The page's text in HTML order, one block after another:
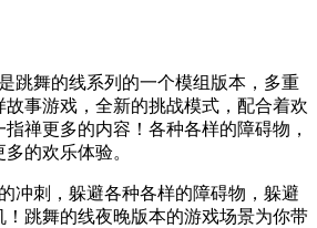
跳舞的线系列的一个模组版本，多重
事游戏，全新的挑战模式，配合着欢
禅更多的内容！各种各样的障碍物，
的欢乐体验。
冲刺，躲避各种各样的障碍物，躲避
跳舞的线夜晚版本的游戏场景为你带